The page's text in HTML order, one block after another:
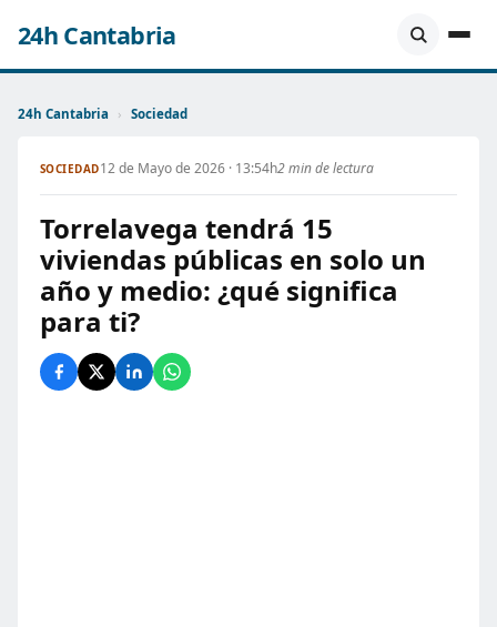
24h Cantabria
24h Cantabria › Sociedad
SOCIEDAD12 de Mayo de 2026 · 13:54h2 min de lectura
Torrelavega tendrá 15
viviendas públicas en solo un
año y medio: ¿qué significa
para ti?